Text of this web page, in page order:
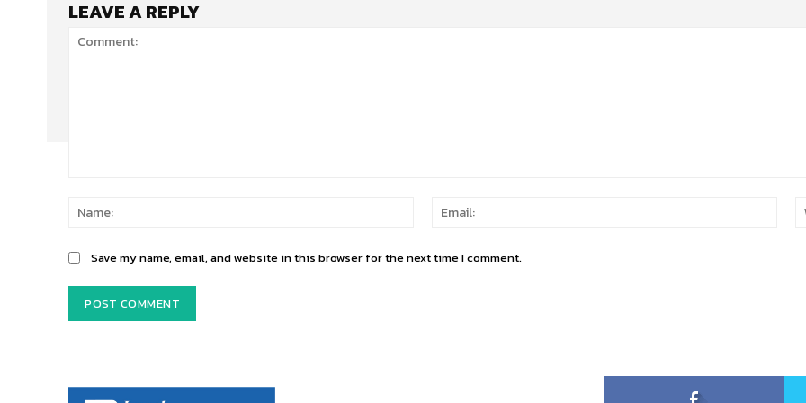
LEAVE A REPLY
Name:
Save my name, email, and website in this browser for the next time I comment.